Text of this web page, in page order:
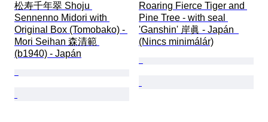
松寿千年翠 Shoju
Sennenno Midori with
Original Box (Tomobako) -
Mori Seihan 森清範
(b1940) - Japán
Roaring Fierce Tiger and
Pine Tree - with seal
'Ganshin' 岸眞 - Japán
(Nincs minimálár)